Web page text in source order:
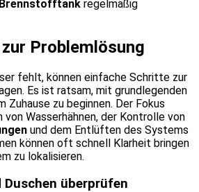
Brennstofftank regelmäßig
Problemlösung
fehlt, können einfache Schritte zur
Es ist ratsam, mit grundlegenden
Zuhause zu beginnen. Der Fokus
Wasserhähnen, der Kontrolle von
und dem Entlüften des Systems
können oft schnell Klarheit bringen
zu lokalisieren.
Duschen überprüfen